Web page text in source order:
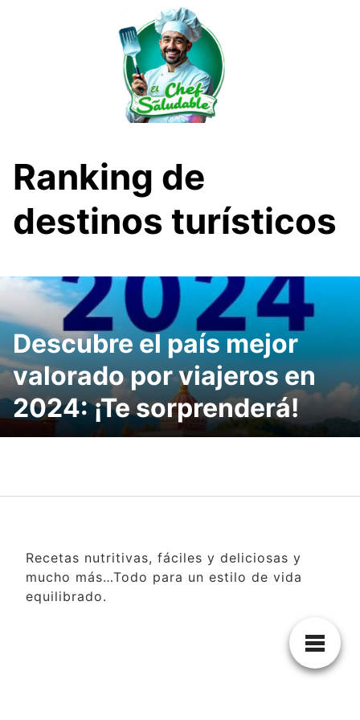
Ranking de
destinos turísticos
Descubre el país mejor
valorado por viajeros en
2024: ¡Te sorprenderá!
Recetas nutritivas, fáciles y deliciosas y
mucho más…Todo para un estilo de vida
equilibrado.